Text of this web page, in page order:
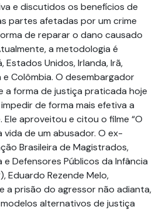
e discutidos os benefícios de
partes afetadas por um crime
de reparar o dano causado
a metodologia é
Estados Unidos, Irlanda, Irã,
e Colômbia. O desembargador
a forma de justiça praticada hoje
de forma mais efetiva a
aproveitou e citou o filme “O
vida de um abusador. O ex-
Brasileira de Magistrados,
Defensores Públicos da Infância
Eduardo Rezende Melo,
a prisão do agressor não adianta,
alternativos de justiça